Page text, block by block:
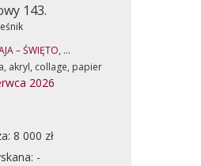
143.
– ŚWIĘTO, ...
akryl, collage, papier
2026
8 000 zł
-